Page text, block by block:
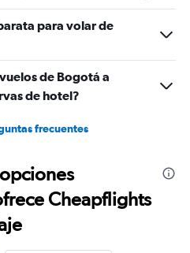
para volar de
de Bogotá a
de hotel?
frecuentes
Cheapflights